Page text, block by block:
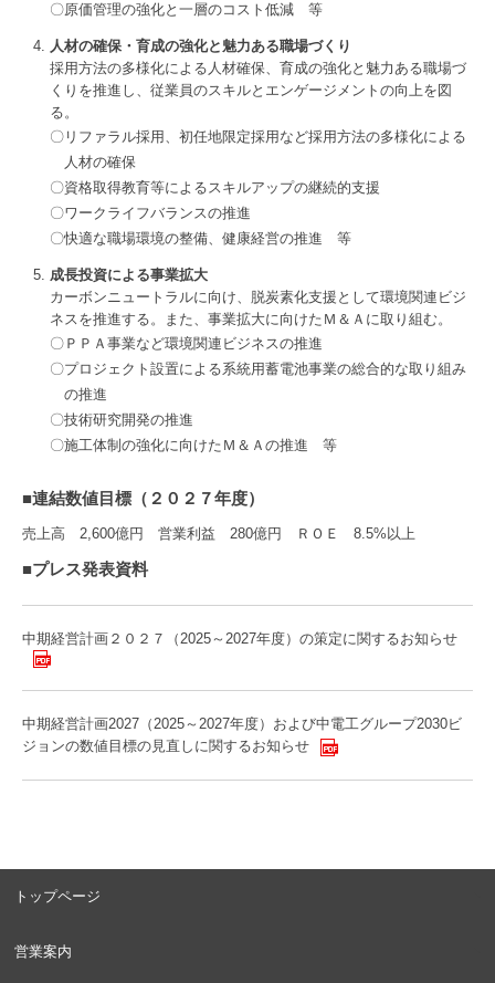
原価管理の強化と一層のコスト低減 等
人材の確保・育成の強化と魅力ある職場づくり
採用方法の多様化による人材確保、育成の強化と魅力ある職場づ
くりを推進し、従業員のスキルとエンゲージメントの向上を図
る。
リファラル採用、初任地限定採用など採用方法の多様化による
人材の確保
資格取得教育等によるスキルアップの継続的支援
ワークライフバランスの推進
快適な職場環境の整備、健康経営の推進 等
成長投資による事業拡大
カーボンニュートラルに向け、脱炭素化支援として環境関連ビジ
ネスを推進する。また、事業拡大に向けたＭ＆Ａに取り組む。
ＰＰＡ事業など環境関連ビジネスの推進
プロジェクト設置による系統用蓄電池事業の総合的な取り組み
の推進
技術研究開発の推進
施工体制の強化に向けたＭ＆Ａの推進 等
連結数値目標（２０２７年度）
売上高 2,600億円 営業利益 280億円 ＲＯＥ 8.5%以上
プレス発表資料
中期経営計画２０２７（2025～2027年度）の策定に関するお知らせ
中期経営計画2027（2025～2027年度）および中電工グループ2030ビ
ジョンの数値目標の見直しに関するお知らせ
トップページ
営業案内